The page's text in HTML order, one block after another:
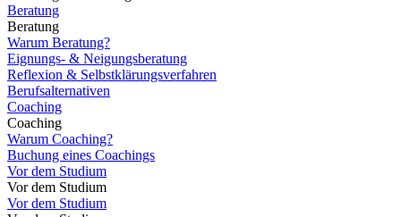
Beratung
Beratung
Warum Beratung?
Eignungs- & Neigungsberatung
Reflexion & Selbstklärungsverfahren
Berufsalternativen
Coaching
Coaching
Warum Coaching?
Buchung eines Coachings
Vor dem Studium
Vor dem Studium
Vor dem Studium